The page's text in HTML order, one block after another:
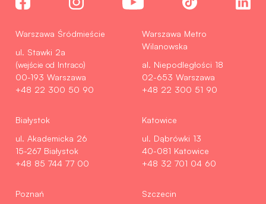
Warszawa Śródmieście
ul. Stawki 2a
(wejście od Intraco)
00-193 Warszawa
+48 22 300 50 90
Warszawa Metro
Wilanowska
al. Niepodległości 18
02-653 Warszawa
+48 22 300 51 90
Białystok
ul. Akademicka 26
15-267 Białystok
+48 85 744 77 00
Katowice
ul. Dąbrówki 13
40-081 Katowice
+48 32 701 04 60
Poznań
Szczecin